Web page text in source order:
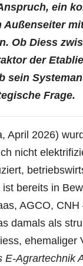
ein
Ob Diess
der
Frage.
April 2026)
nicht
bereits in
AGCO,
damals als
ehemaliger
E-Agrartechnik